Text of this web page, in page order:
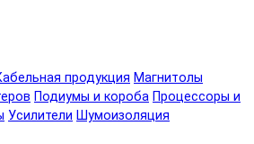
продукция Магнитолы
Подиумы и короба Процессоры и
Усилители Шумоизоляция